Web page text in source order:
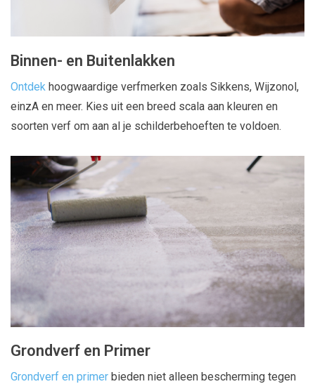
Binnen- en Buitenlakken
Ontdek hoogwaardige verfmerken zoals Sikkens, Wijzonol,
einzA en meer. Kies uit een breed scala aan kleuren en
soorten verf om aan al je schilderbehoeften te voldoen.
Grondverf en Primer
Grondverf en primer bieden niet alleen bescherming tegen